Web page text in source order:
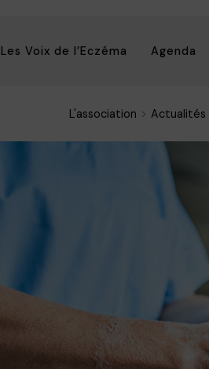
Les Voix de l’Eczéma Agenda
L'association Actualités